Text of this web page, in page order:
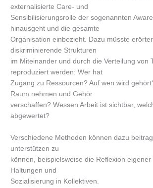
externalisierte Care- und
Sensibilisierungsrolle der sogenannten
hinausgeht und die gesamte
Organisation einbezieht. Dazu müsste
diskriminierende Strukturen
im Miteinander und durch die Verteilung von
reproduziert werden: Wer hat
Zugang zu Ressourcen? Auf wen wird
Raum nehmen und Gehör
verschaffen? Wessen Arbeit ist sichtbar,
abgewertet?
Verschiedene Methoden können dazu
unterstützen zu
können, beispielsweise die Reflexion eigener
Haltungen und
Sozialisierung in Kollektiven.